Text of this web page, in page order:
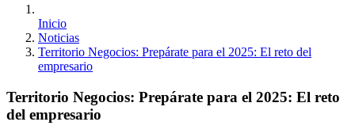
Inicio
Noticias
Territorio Negocios: Prepárate para el 2025: El reto del
empresario
Territorio Negocios: Prepárate para el 2025: El reto
del empresario